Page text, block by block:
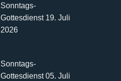
Sonntags-
Gottesdienst 19. Juli
2026
Sonntags-
Gottesdienst 05. Juli